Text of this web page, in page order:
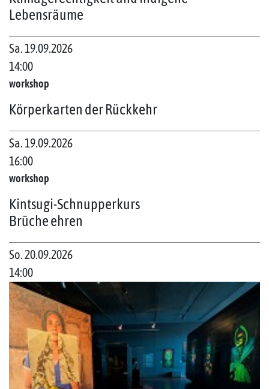
Lebensräume
Sa. 19.09.2026
14:00
workshop
Körperkarten der Rückkehr
Sa. 19.09.2026
16:00
workshop
Kintsugi-Schnupperkurs
Brüche ehren
So. 20.09.2026
14:00